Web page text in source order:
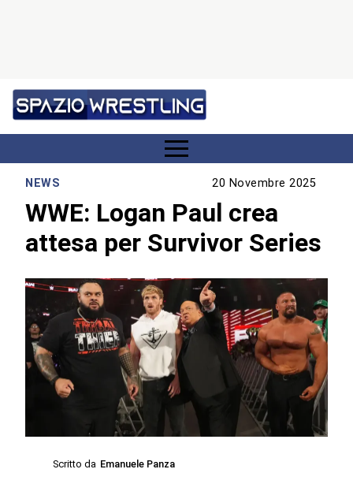
NEWS 20 Novembre 2025
WWE: Logan Paul crea
attesa per Survivor Series
Scritto da Emanuele Panza